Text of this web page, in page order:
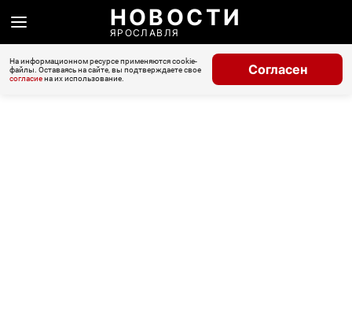
НОВОСТИ
ЯРОСЛАВЛЯ
На информационном ресурсе применяются cookie-
файлы. Оставаясь на сайте, вы подтверждаете свое
согласиена их использование.
Согласен